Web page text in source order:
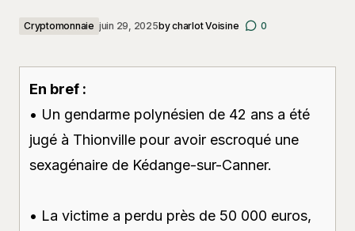
Cryptomonnaie juin 29, 2025bycharlot Voisine 0
En bref :
• Un gendarme polynésien de 42 ans a été
jugé à Thionville pour avoir escroqué une
sexagénaire de Kédange-sur-Canner.
• La victime a perdu près de 50 000 euros,